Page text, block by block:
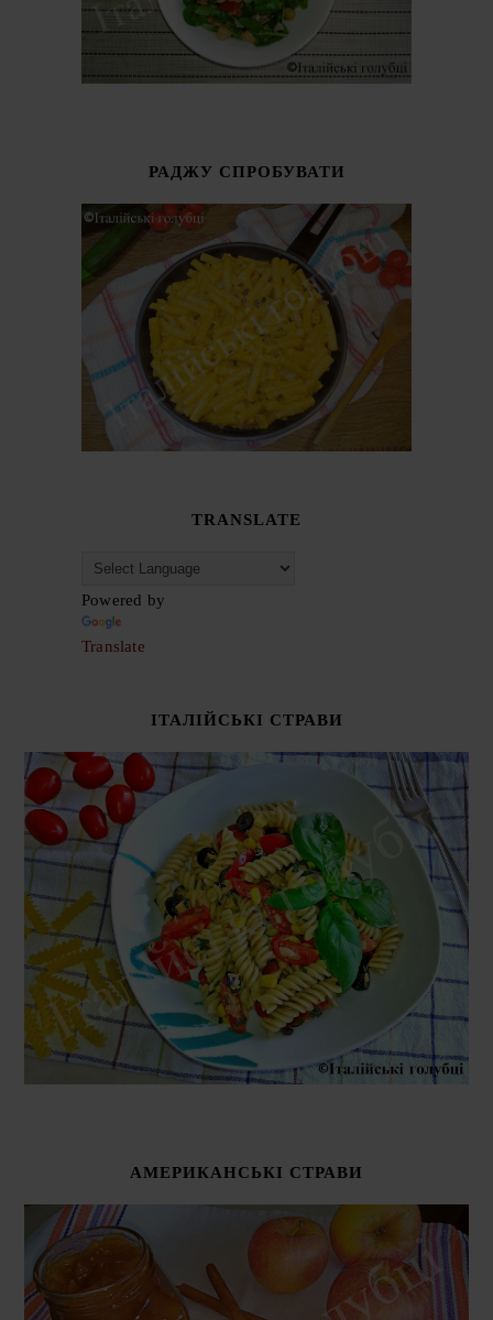
РАДЖУ СПРОБУВАТИ
TRANSLATE
Powered by
Translate
ІТАЛІЙСЬКІ СТРАВИ
АМЕРИКАНСЬКІ СТРАВИ